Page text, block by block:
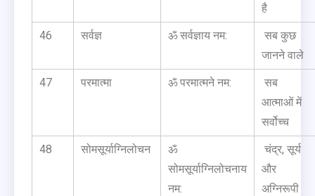
है
46 सर्वज्ञ ॐ सर्वज्ञाय नम:
सब कुछ
जानने वाले
47 परमात्मा ॐ परमात्मने नम:
सब
आत्माओं में
सर्वोच्च
48 सोमसूर्याग्निलोचन
ॐ
सोमसूर्याग्निलोचनाय
नम:
चंद्र, सूर्य
और
अग्निरूपी